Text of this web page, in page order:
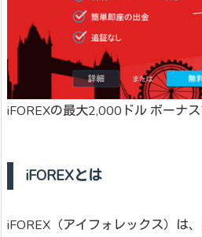
iFOREXの最大2,000ドル ボーナ
iFOREXとは
iFOREX（アイフォレックス）は